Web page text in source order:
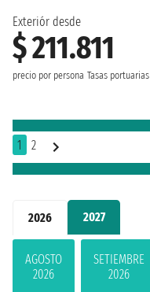
2026 2027
AGOSTO
2026
SETIEMBRE
2026
Exteriór desde
$ 211.811
precio por persona Tasas portuarias
1 2